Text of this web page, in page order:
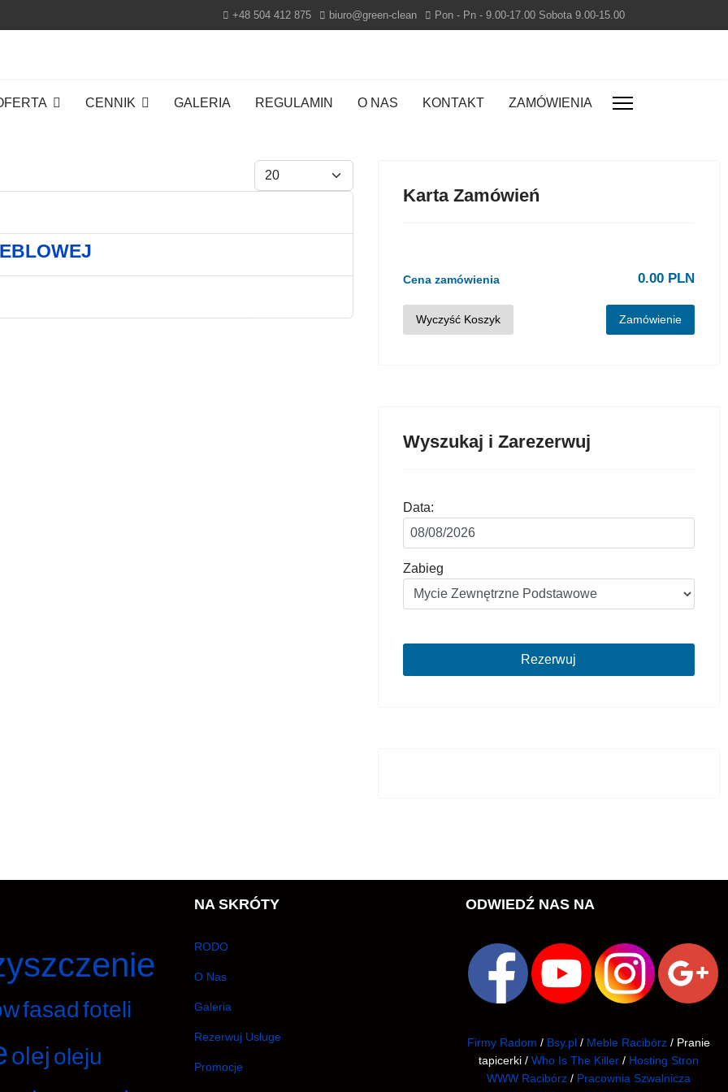
+48 504 412 875 biuro@green-clean Pon - Pn - 9.00-17.00 Sobota 9.00-15.00
CENNIK GALERIA REGULAMIN O NAS KONTAKT ZAMÓWIENIA
Pokaż #
Karta Zamówień
Cena zamówienia 0.00 PLN
Wyczyść Koszyk Zamówienie
Wyszukaj i Zarezerwuj
Data:
Zabieg
Rezerwuj
fasadfoteli
olej oleju
NA SKRÓTY
RODO
O Nas
Galeria
Rezerwuj Usługe
Promocje
ODWIEDŹ NAS NA
Firmy Radom / Bsy.pl/ Meble Racibórz/ Pranie
tapicerki / Who Is The Killer/ Hosting Stron
WWW Racibórz/ Pracownia Szwalnicza